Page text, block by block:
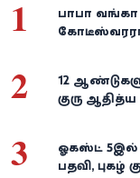
1
பாபா வங்கா
2
12
குரு
3
ஓகஸ்ட் 5இல்
பதவி,